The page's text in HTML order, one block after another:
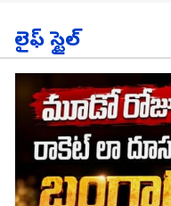
లైఫ్ స్టైల్